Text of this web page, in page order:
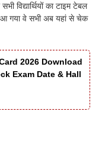
विद्यार्थियों का टाइम टेबल
आ गया वे सभी अब यहां से चेक
2026 Download
Exam Date & Hall